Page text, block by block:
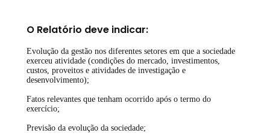
O Relatório deve indicar:
Evolução da gestão nos diferentes setores em que a sociedade
exerceu atividade (condições do mercado, investimentos,
custos, proveitos e atividades de investigação e
desenvolvimento);
Fatos relevantes que tenham ocorrido após o termo do
exercício;
Previsão da evolução da sociedade;